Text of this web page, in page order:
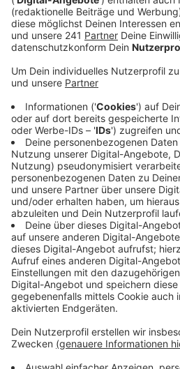
sollen sie mit ihren Autos
und dann ein Rennen
Veröffentlicht:Dienstag,
Anzeige
Laut Polizei waren sie mit bis
und das in einer 30er-Zone.
Zivilpolizisten das Ganze mit
die beiden 18- und 19-Jährigen
jungen Männer warten jetzt
längere Probezeit und der
erstmal wieder weg.
Anzeige
Weitere Meldungen aus
Anzeige